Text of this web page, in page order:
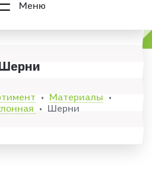
Меню
Шерни
• Материалы •
• Шерни